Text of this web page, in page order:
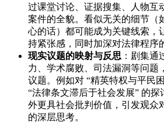
过课堂讨论、证据搜集、人物互
案件的全貌。看似无关的细节（
心的话）都可能成为关键线索，
持紧张感，同时加深对法律程序
现实议题的映射与反思 ：剧集通
力、学术腐败、司法漏洞等问题
议题。例如对 “精英特权与平民
“法律条文滞后于社会发展” 的探
外更具社会批判价值，引发观众
的深层思考。